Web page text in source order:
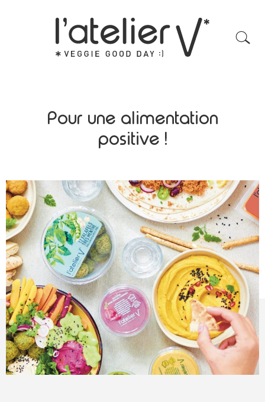
Pour une alimentation
positive !